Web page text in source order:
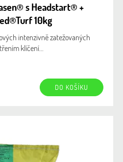
s Headstart® +
10kg
intenzivně zatežovaných
klíčení...
DO KOŠÍKU